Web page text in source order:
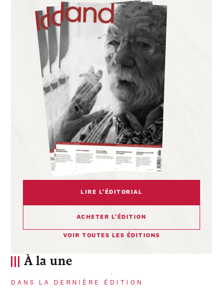
À la une
DANS LA DERNIÈRE ÉDITION
LIRE L’ÉDITORIAL
ACHETER L’ÉDITION
VOIR TOUTES LES ÉDITIONS